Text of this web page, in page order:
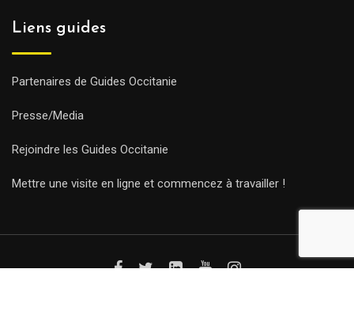
Liens guides
Partenaires de Guides Occitanie
Presse/Media
Rejoindre les Guides Occitanie
Mettre une visite en ligne et commencez à travailler !